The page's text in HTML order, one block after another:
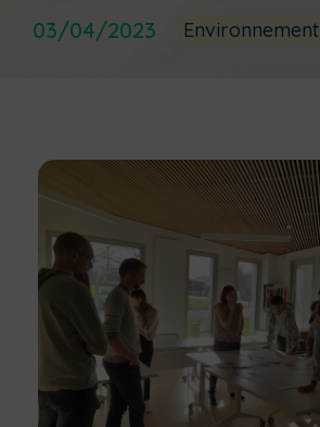
03/04/2023 Environnement